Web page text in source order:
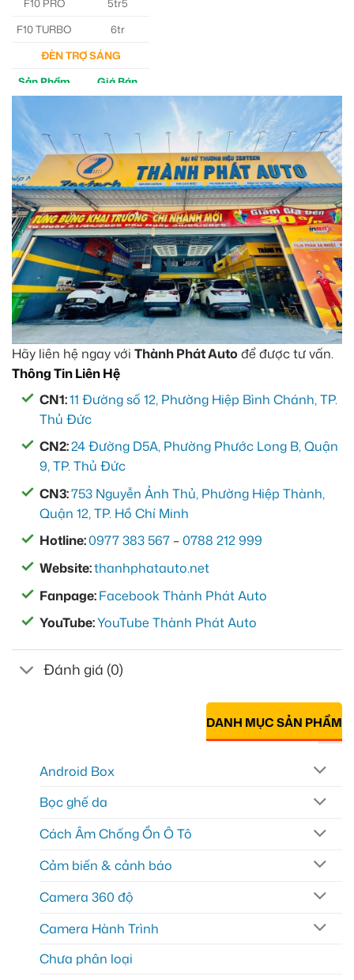
F10 PRO
5tr5
F10 TURBO
6tr
ĐÈN TRỢ SÁNG
Sản Phẩm
Giá Bán
M30 Ultra
Aozoom EX3
5tr
Hãy liên hệ ngay với Thành Phát Auto để được tư vấn.
Thông Tin Liên Hệ
CN1:11 Đường số 12, Phường Hiệp Bình Chánh, TP.
Thủ Đức
CN2:24 Đường D5A, Phường Phước Long B, Quận
9, TP. Thủ Đức
CN3:753 Nguyễn Ảnh Thủ, Phường Hiệp Thành,
Quận 12, TP. Hồ Chí Minh
Hotline:0977 383 567 –0788 212 999
Website:thanhphatauto.net
Fanpage:Facebook Thành Phát Auto
YouTube:YouTube Thành Phát Auto
Đánh giá (0)
DANH MỤC SẢN PHẨM
Android Box
Bọc ghế da
Cách Âm Chống Ồn Ô Tô
Cảm biến & cảnh báo
Camera 360 độ
Camera Hành Trình
Chưa phân loại